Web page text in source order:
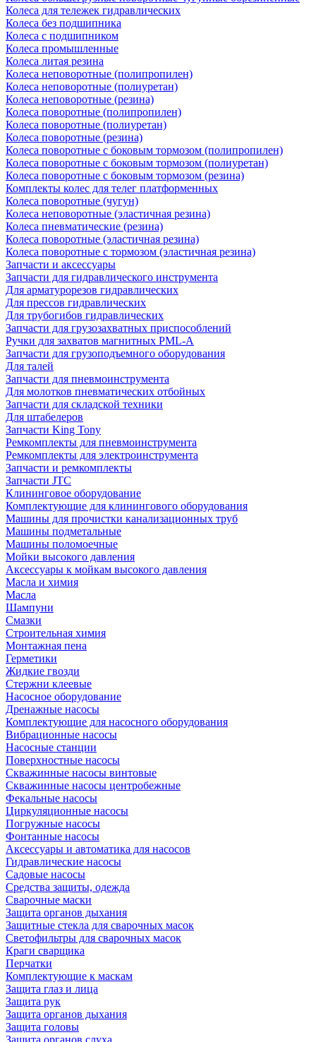
Колеса для тележек гидравлических
Колеса без подшипника
Колеса с подшипником
Колеса промышленные
Колеса литая резина
Колеса неповоротные (полипропилен)
Колеса неповоротные (полиуретан)
Колеса неповоротные (резина)
Колеса поворотные (полипропилен)
Колеса поворотные (полиуретан)
Колеса поворотные (резина)
Колеса поворотные c боковым тормозом (полипропилен)
Колеса поворотные c боковым тормозом (полиуретан)
Колеса поворотные c боковым тормозом (резина)
Комплекты колес для телег платформенных
Колеса поворотные (чугун)
Колеса неповоротные (эластичная резина)
Колеса пневматические (резина)
Колеса поворотные (эластичная резина)
Колеса поворотные c тормозом (эластичная резина)
Запчасти и аксессуары
Запчасти для гидравлического инструмента
Для арматурорезов гидравлических
Для прессов гидравлических
Для трубогибов гидравлических
Запчасти для грузозахватных приспособлений
Ручки для захватов магнитных PML-A
Запчасти для грузоподъемного оборудования
Для талей
Запчасти для пневмоинструмента
Для молотков пневматических отбойных
Запчасти для складской техники
Для штабелеров
Запчасти King Tony
Ремкомплекты для пневмоинструмента
Ремкомплекты для электроинструмента
Запчасти и ремкомплекты
Запчасти JTC
Клининговое оборудование
Комплектующие для клинингового оборудования
Машины для прочистки канализационных труб
Машины подметальные
Машины поломоечные
Мойки высокого давления
Аксессуары к мойкам высокого давления
Масла и химия
Масла
Шампуни
Смазки
Строительная химия
Монтажная пена
Герметики
Жидкие гвозди
Стержни клеевые
Насосное оборудование
Дренажные насосы
Комплектующие для насосного оборудования
Вибрационные насосы
Насосные станции
Поверхностные насосы
Скважинные насосы винтовые
Скважинные насосы центробежные
Фекальные насосы
Циркуляционные насосы
Погружные насосы
Фонтанные насосы
Аксессуары и автоматика для насосов
Гидравлические насосы
Садовые насосы
Средства защиты, одежда
Сварочные маски
Защита органов дыхания
Защитные стекла для сварочных масок
Светофильтры для сварочных масок
Краги сварщика
Перчатки
Комплектующие к маскам
Защита глаз и лица
Защита рук
Защита органов дыхания
Защита головы
Защита органов слуха